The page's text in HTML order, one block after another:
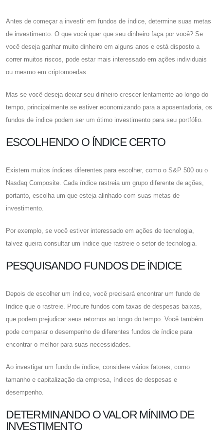
Antes de começar a investir em fundos de índice, determine suas metas
de investimento. O que você quer que seu dinheiro faça por você? Se
você deseja ganhar muito dinheiro em alguns anos e está disposto a
correr muitos riscos, pode estar mais interessado em ações individuais
ou mesmo em criptomoedas.
Mas se você deseja deixar seu dinheiro crescer lentamente ao longo do
tempo, principalmente se estiver economizando para a aposentadoria, os
fundos de índice podem ser um ótimo investimento para seu portfólio.
ESCOLHENDO O ÍNDICE CERTO
Existem muitos índices diferentes para escolher, como o S&P 500 ou o
Nasdaq Composite. Cada índice rastreia um grupo diferente de ações,
portanto, escolha um que esteja alinhado com suas metas de
investimento.
Por exemplo, se você estiver interessado em ações de tecnologia,
talvez queira consultar um índice que rastreie o setor de tecnologia.
PESQUISANDO FUNDOS DE ÍNDICE
Depois de escolher um índice, você precisará encontrar um fundo de
índice que o rastreie. Procure fundos com taxas de despesas baixas,
que podem prejudicar seus retornos ao longo do tempo. Você também
pode comparar o desempenho de diferentes fundos de índice para
encontrar o melhor para suas necessidades.
Ao investigar um fundo de índice, considere vários fatores, como
tamanho e capitalização da empresa, índices de despesas e
desempenho.
DETERMINANDO O VALOR MÍNIMO DE
INVESTIMENTO